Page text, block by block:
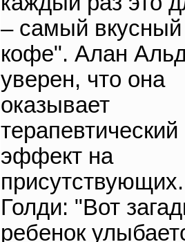
– самый вкусный
кофе". Алан
уверен, что она
оказывает
терапевтический
эффект на
присутствующих.
Голди: "Вот
ребенок